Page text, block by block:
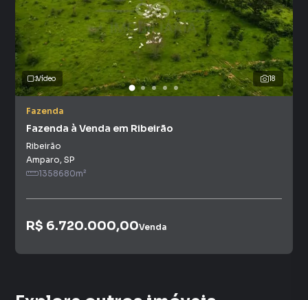
18
Vídeo
Fazenda
Fazenda à Venda em Ribeirão
Ribeirão
Amparo, SP
1358680m²
R$ 6.720.000,00Venda